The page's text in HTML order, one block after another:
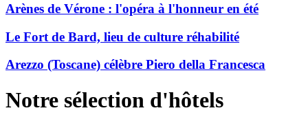
Arènes de Vérone : l'opéra à l'honneur en été
Le Fort de Bard, lieu de culture réhabilité
Arezzo (Toscane) célèbre Piero della Francesca
Notre sélection d'hôtels